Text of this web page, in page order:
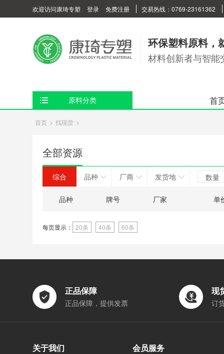
欢迎访问康琦专塑 登录 免费注册 交易热线：0769-23161362
环保塑料原料，
材料创新者与智能
原料分类 首
首页 > 找现货 >
全部资源
综合 品种 厂商 发货地 数量
品种 牌号 厂家 单
每页显示： 20条 40条 60条
正品保障
正品保障，提供发票
现
订
关于我们 会员服务